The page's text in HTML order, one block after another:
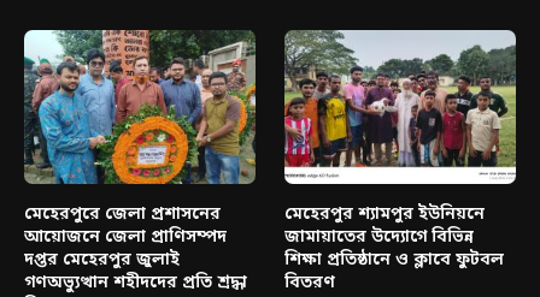
মেহেরপুরে জেলা প্রশাসনের
আয়োজনে জেলা প্রাণিসম্পদ
দপ্তর মেহেরপুর জুলাই
গণঅভ্যুত্থান শহীদদের প্রতি শ্রদ্ধা
মেহেরপুর শ্যামপুর ইউনিয়নে
জামায়াতের উদ্যোগে বিভিন্ন
শিক্ষা প্রতিষ্ঠানে ও ক্লাবে ফুটবল
বিতরণ